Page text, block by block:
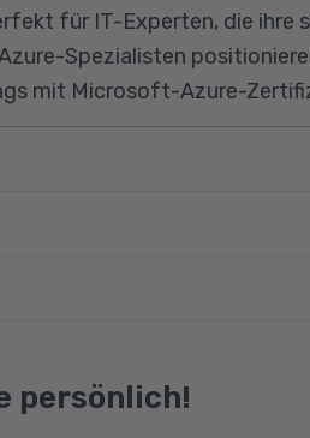
für IT-Experten, die ihre
Spezialisten
mit Microsoft-Azure-
auf dem
sowie die
persönlich!